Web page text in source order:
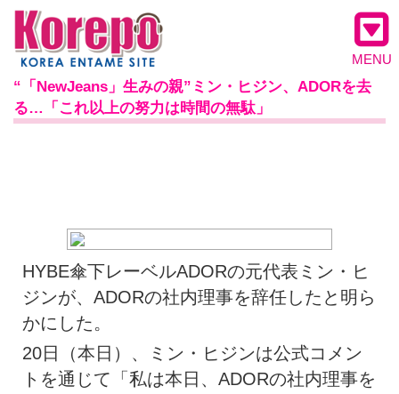
MENU
“「NewJeans」生みの親”ミン・ヒジン、ADORを去
る…「これ以上の努力は時間の無駄」
HYBE傘下レーベルADORの元代表ミン・ヒ
ジンが、ADORの社内理事を辞任したと明ら
かにした。
20日（本日）、ミン・ヒジンは公式コメン
トを通じて「私は本日、ADORの社内理事を